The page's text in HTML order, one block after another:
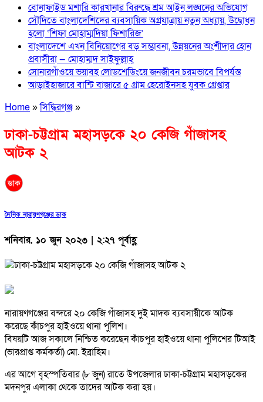
বোনাফাইড মশারি কারখানার বিরুদ্ধে শ্রম আইন লঙ্ঘনের অভিযোগ
সৌদিতে বাংলাদেশিদের ব্যবসায়িক অগ্রযাত্রায় নতুন অধ্যায়, উদ্বোধন
হলো ‘শিফা মোহাম্মদিয়া ফিশারিজ’
বাংলাদেশে এখন বিনিয়োগের বড় সম্ভাবনা, উন্নয়নের অংশীদার হোন
প্রবাসীরা — মোহাম্মদ সাইফুল্লাহ্
সোনারগাঁওয়ে ভয়াবহ লোডশেডিংয়ে জনজীবন চরমভাবে বিপর্যস্ত
আড়াইহাজারে বান্টি বাজারে ৫ গ্রাম হেরোইনসহ যুবক গ্রেপ্তার
Home»সিদ্ধিরগঞ্জ»
ঢাকা-চট্টগ্রাম মহাসড়কে ২০ কেজি গাঁজাসহ
আটক ২
দৈনিক নারায়ণগঞ্জের ডাক
শনিবার, ১০ জুন ২০২৩ | ২:২৭ পূর্বাহ্ণ
নারায়ণগঞ্জের বন্দরে ২০ কেজি গাঁজাসহ দুই মাদক ব্যবসায়ীকে আটক
করেছে কাঁচপুর হাইওয়ে থানা পুলিশ।
বিষয়টি আজ সকালে নিশ্চিত করেছেন কাঁচপুর হাইওয়ে থানা পুলিশের টিআই
(ভারপ্রাপ্ত কর্মকর্তা) মো. ইব্রাহিম।
এর আগে বৃহস্পতিবার (৮ জুন) রাতে উপজেলার ঢাকা-চট্টগ্রাম মহাসড়কের
মদনপুর এলাকা থেকে তাদের আটক করা হয়।